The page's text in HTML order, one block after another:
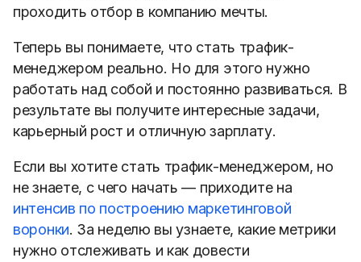
проходить отбор в компанию мечты.
Теперь вы понимаете, что стать трафик-
менеджером реально. Но для этого нужно
работать над собой и постоянно развиваться. В
результате вы получите интересные задачи,
карьерный рост и отличную зарплату.
Если вы хотите стать трафик-менеджером, но
не знаете, с чего начать — приходите на
интенсив по построению маркетинговой
воронки. За неделю вы узнаете, какие метрики
нужно отслеживать и как довести